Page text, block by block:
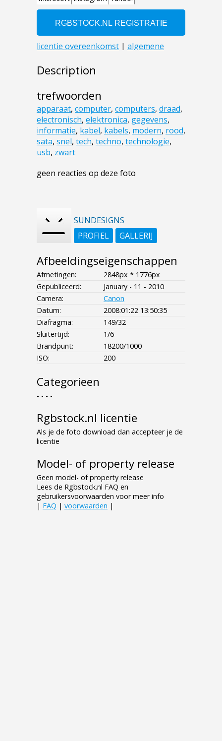
Description
trefwoorden
apparaat, computer, computers, draad,
electronisch, elektronica, gegevens,
informatie, kabel, kabels, modern, rood,
sata, snel, tech, techno, technologie,
usb, zwart
geen reacties op deze foto
SUNDESIGNS
PROFIEL
GALLERIJ
Afbeeldingseigenschappen
Afmetingen:
2848px * 1776px
Gepubliceerd:
January - 11 - 2010
Camera:
Canon
Datum:
2008:01:22 13:50:35
Diafragma:
149/32
Sluitertijd:
1/6
Brandpunt:
18200/1000
ISO:
200
Categorieen
- - - -
Rgbstock.nl licentie
Als je de foto download dan accepteer je de
licentie
Model- of property release
Geen model- of property release
Lees de Rgbstock.nl FAQ en
gebruikersvoorwaarden voor meer info
| FAQ | voorwaarden |